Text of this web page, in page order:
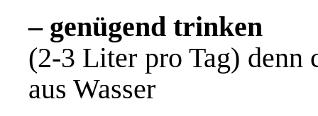
– genügend trinken
(2-3 Liter pro Tag) denn
aus Wasser